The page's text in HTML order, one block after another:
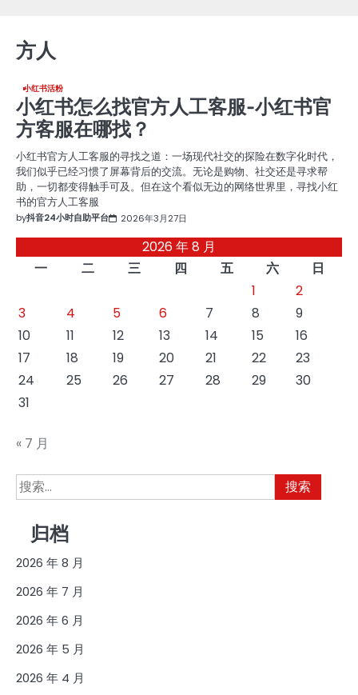
方人
小红书活粉
小红书怎么找官方人工客服-小红书官
方客服在哪找？
小红书官方人工客服的寻找之道：一场现代社交的探险在数字化时代，
我们似乎已经习惯了屏幕背后的交流。无论是购物、社交还是寻求帮
助，一切都变得触手可及。但在这个看似无边的网络世界里，寻找小红
书的官方人工客服
by抖音24小时自助平台 2026年3月27日
2026 年 8 月
一
二 三 四 五 六
日
1
2
3
4 5 6 7 8
9
10
11 12 13 14 15
16
17
18 19 20 21 22
23
24
25 26 27 28 29
30
31
« 7 月
搜
索：
归档
2026 年 8 月
2026 年 7 月
2026 年 6 月
2026 年 5 月
2026 年 4 月